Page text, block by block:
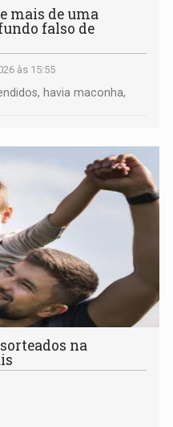
mais de uma
falso de
às 15:55
havia maconha,
na